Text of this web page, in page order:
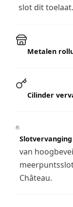
slot dit toelaat.
Metalen
Cilinder
van
Château.